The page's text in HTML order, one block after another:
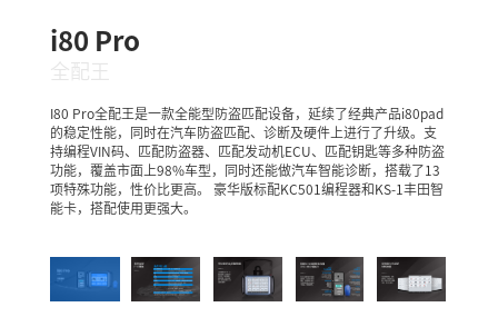
i80 Pro
全配王
I80 Pro全配王是一款全能型防盗匹配设备，延续了经典产品i80pad
的稳定性能，同时在汽车防盗匹配、诊断及硬件上进行了升级。支
持编程VIN码、匹配防盗器、匹配发动机ECU、匹配钥匙等多种防盗
功能，覆盖市面上98%车型，同时还能做汽车智能诊断，搭载了13
项特殊功能，性价比更高。 豪华版标配KC501编程器和KS-1丰田智
能卡，搭配使用更强大。